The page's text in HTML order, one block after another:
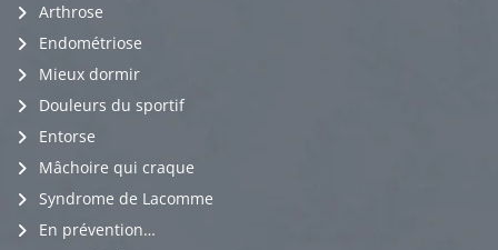
Arthrose
Endométriose
Mieux dormir
Douleurs du sportif
Entorse
Mâchoire qui craque
Syndrome de Lacomme
En prévention…